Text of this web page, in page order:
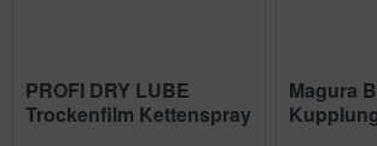
PROFI DRY LUBE
Trockenfilm Kettenspray
Magura